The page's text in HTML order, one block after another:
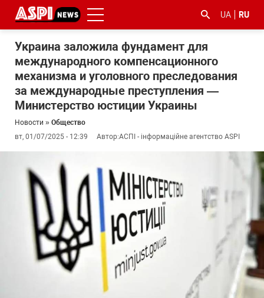
UA RU
Украина заложила фундамент для
международного компенсационного
механизма и уголовного преследования
за международные преступления —
Министерство юстиции Украины
Новости » Общество
вт, 01/07/2025 - 12:39
Автор:АСПІ - інформаційне агентство ASPI
#ООС
#боротьба
#гфс #Киев #коронавірус